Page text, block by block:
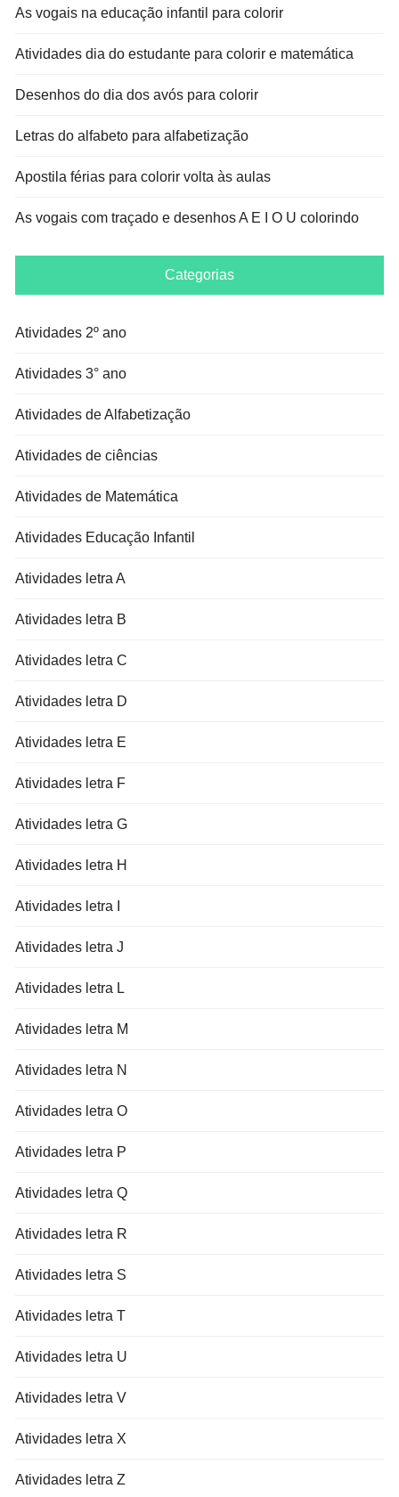
As vogais na educação infantil para colorir
Atividades dia do estudante para colorir e matemática
Desenhos do dia dos avós para colorir
Letras do alfabeto para alfabetização
Apostila férias para colorir volta às aulas
As vogais com traçado e desenhos A E I O U colorindo
Categorias
Atividades 2º ano
Atividades 3° ano
Atividades de Alfabetização
Atividades de ciências
Atividades de Matemática
Atividades Educação Infantil
Atividades letra A
Atividades letra B
Atividades letra C
Atividades letra D
Atividades letra E
Atividades letra F
Atividades letra G
Atividades letra H
Atividades letra I
Atividades letra J
Atividades letra L
Atividades letra M
Atividades letra N
Atividades letra O
Atividades letra P
Atividades letra Q
Atividades letra R
Atividades letra S
Atividades letra T
Atividades letra U
Atividades letra V
Atividades letra X
Atividades letra Z